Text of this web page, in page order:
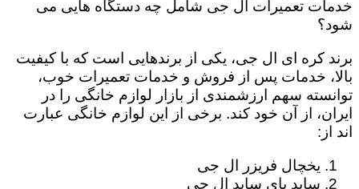
خدمات تعمیرات ال جی شامل چه دستگاه هایی می
شود؟
برند کره ای ال جی، یکی از برندهایی است که با کیفیت
بالا، خدمات پس از فروش و خدمات تعمیرات خوب،
توانسته سهم ارزشمندی از بازار لوازم خانگی را در
ایران، از آن خود کند. برخی از این لوازم خانگی عبارت
اند از:
یخچال فریزر ال جی
ساید بای ساید ال جی